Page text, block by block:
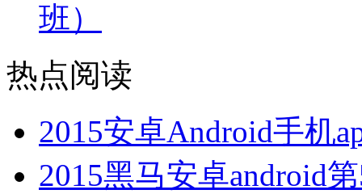
班）
热点阅读
2015安卓Android手机
2015黑马安卓android